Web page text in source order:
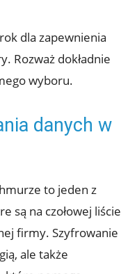
dla zapewnienia
Rozważ ‍dokładnie​
wyboru.
danych w
to jeden z‌
są na czołowej liście
‍firmy. Szyfrowanie
ale także